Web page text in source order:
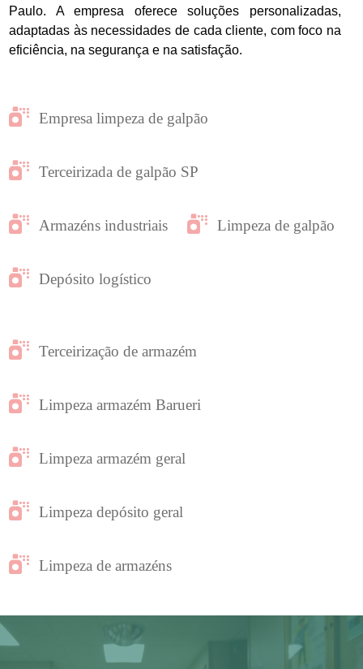
Paulo. A empresa oferece soluções personalizadas,
adaptadas às necessidades de cada cliente, com foco na
eficiência, na segurança e na satisfação.
Empresa limpeza de galpão
Terceirizada de galpão SP
Armazéns industriais Limpeza de galpão
Depósito logístico
Terceirização de armazém
Limpeza armazém Barueri
Limpeza armazém geral
Limpeza depósito geral
Limpeza de armazéns